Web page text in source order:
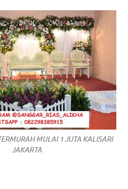
MULAI 1 JUTA KALISARI
JAKARTA